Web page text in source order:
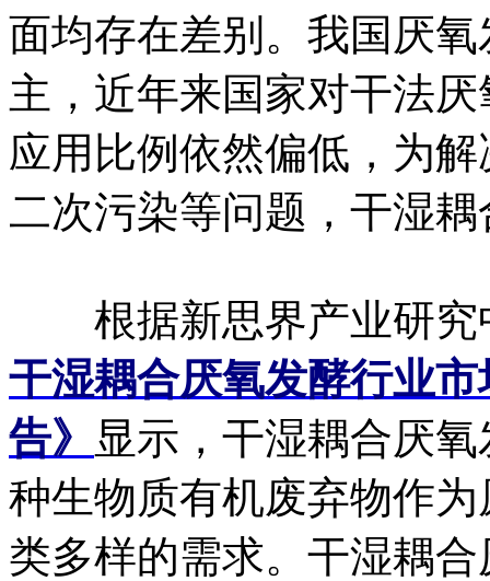
面均存在差别。我国厌
主，近年来国家对干法
应用比例依然偏低，为
二次污染等问题，干湿
根据新思界产业研究
干湿耦合厌氧发酵行业
告》 显示，干湿耦合厌
种生物质有机废弃物作
类多样的需求。干湿耦